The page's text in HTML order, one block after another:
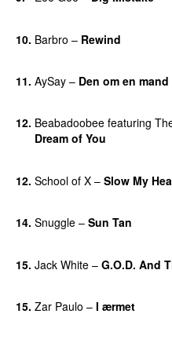
10. Barbro – Rewind
11. AySay – Den om en
12. Beabadoobee featuring
Dream of You
12. School of X – Slow My
14. Snuggle – Sun Tan
15. Jack White – G.O.D. And
15. Zar Paulo – I ærmet